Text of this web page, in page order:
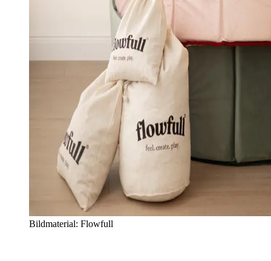
Bildmaterial: Flowfull